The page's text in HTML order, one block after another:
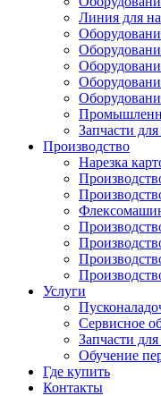
Линия для
Запчасти
Производство
Нарезка
Услуги
Сервисное
Запчасти
Обучение
Где купить
Контакты